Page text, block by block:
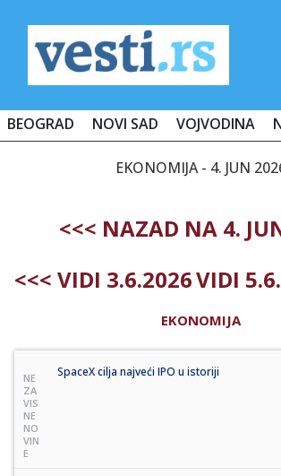
BEOGRAD NOVI SAD VOJVODINA
EKONOMIJA - 4. JUN
<<< NAZAD NA 4.
<<< VIDI 3.6.2026VIDI
EKONOMIJA
NE
ZA
VIS
NE
NO
VIN
E
SpaceX cilja najveći IPO u istoriji